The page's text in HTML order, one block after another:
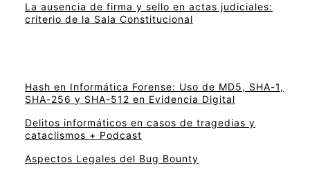
La ausencia de firma y sello en actas judiciales:
criterio de la Sala Constitucional
Hash en Informática Forense: Uso de MD5, SHA-1,
SHA-256 y SHA-512 en Evidencia Digital
Delitos informáticos en casos de tragedias y
cataclismos + Podcast
Aspectos Legales del Bug Bounty